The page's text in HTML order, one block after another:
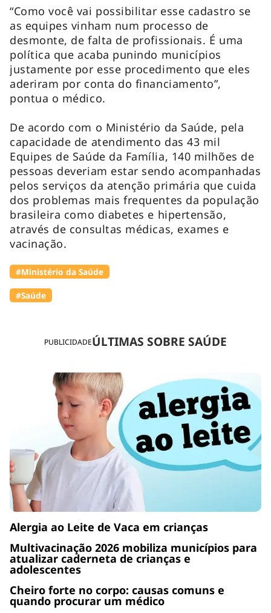
PUBLICIDADEÚLTIMAS SOBRE SAÚDE
Alergia ao Leite de Vaca em crianças
Multivacinação 2026 mobiliza municípios para
atualizar caderneta de crianças e
adolescentes
Cheiro forte no corpo: causas comuns e
quando procurar um médico
“Como você vai possibilitar esse cadastro se
as equipes vinham num processo de
desmonte, de falta de profissionais. É uma
política que acaba punindo municípios
justamente por esse procedimento que eles
aderiram por conta do financiamento”,
pontua o médico.
De acordo com o Ministério da Saúde, pela
capacidade de atendimento das 43 mil
Equipes de Saúde da Família, 140 milhões de
pessoas deveriam estar sendo acompanhadas
pelos serviços da atenção primária que cuida
dos problemas mais frequentes da população
brasileira como diabetes e hipertensão,
através de consultas médicas, exames e
vacinação.
#Ministério da Saúde
#Saúde